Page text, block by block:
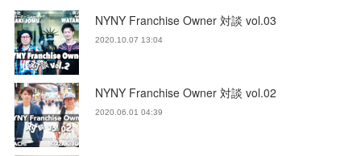
NYNY Franchise Owner 対談 vol.03
2020.10.07 13:04
NYNY Franchise Owner 対談 vol.02
2020.06.01 04:39